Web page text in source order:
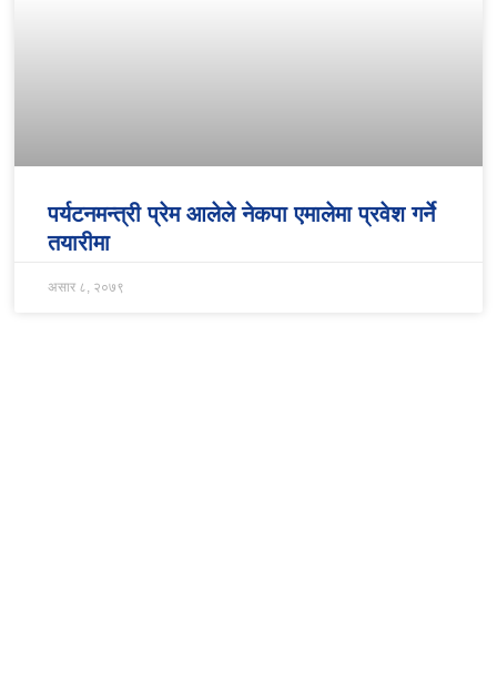
पर्यटनमन्त्री प्रेम आलेले नेकपा एमालेमा प्रवेश गर्ने
तयारीमा
असार ८, २०७९